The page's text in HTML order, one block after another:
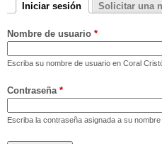
Solapas principales
Iniciar sesión
Solicitar una
Nombre de usuario *
Escriba su nombre de usuario en Coral
Contraseña *
Escriba la contraseña asignada a su nombre